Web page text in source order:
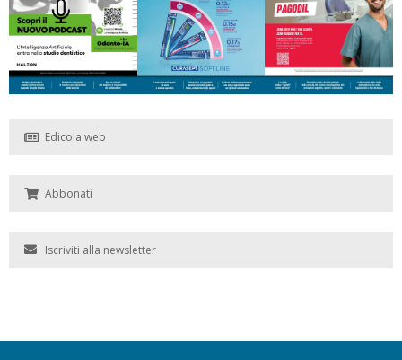
Edicola web
Abbonati
Iscriviti alla newsletter